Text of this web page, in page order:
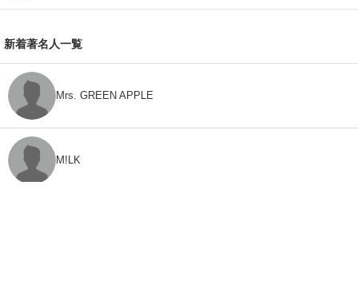
新着著名人一覧
Mrs. GREEN APPLE
M!LK